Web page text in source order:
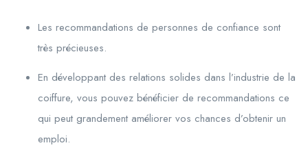
Les recommandations de personnes de confiance sont
très précieuses.
En développant des relations solides dans l’industrie de la
coiffure, vous pouvez bénéficier de recommandations ce
qui peut grandement améliorer vos chances d’obtenir un
emploi.